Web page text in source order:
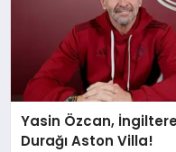
Yasin Özcan,
Durağı Aston Villa!